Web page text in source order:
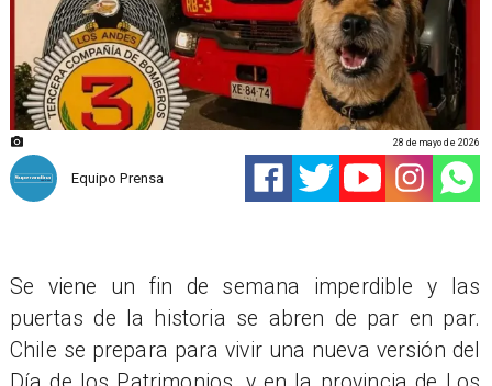
Equipo Prensa
28 de mayo de 2026
Se viene un fin de semana imperdible y las
puertas de la historia se abren de par en par.
Chile se prepara para vivir una nueva versión del